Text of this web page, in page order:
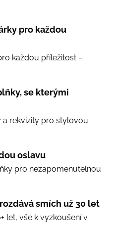
pro každou
každou příležitost –
se kterými
a rekvizity pro stylovou
oslavu
pro nezapomenutelnou
smích už 30 let
let, vše k vyzkoušení v